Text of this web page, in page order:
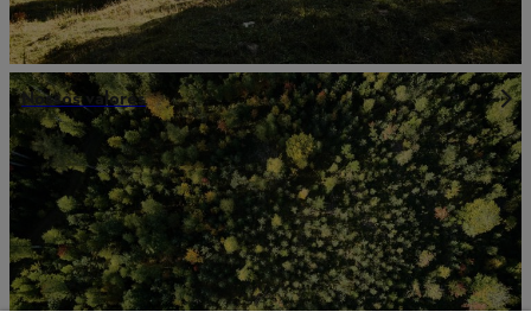
Nossos valores